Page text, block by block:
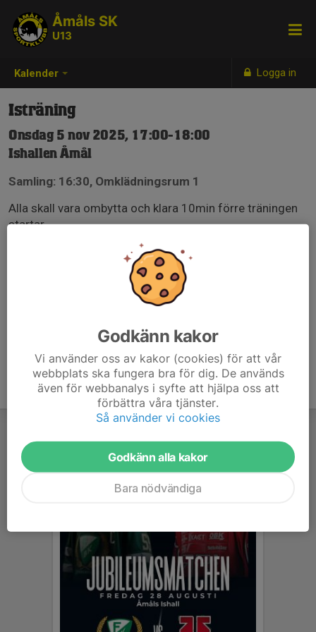
Kalender Logga in
Åmåls SK
U13
Isträning
Onsdag 5 nov 2025, 17:00-18:00
Ishallen Åmål
Samling: 16:30, Omklädningsrum 1
Alla skall vara ombytta och klara 10min förre träningen
startar.
Godkänn kakor
Vi använder oss av kakor (cookies) för att vår
webbplats ska fungera bra för dig. De används
även för webbanalys i syfte att hjälpa oss att
förbättra våra tjänster.
Så använder vi cookies
Godkänn alla kakor
Bara nödvändiga